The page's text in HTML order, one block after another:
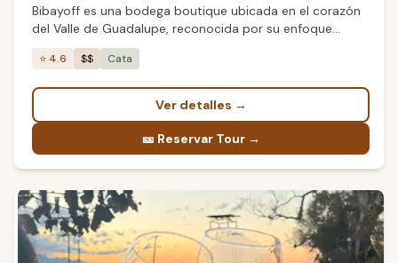
Bibayoff es una bodega boutique ubicada en el corazón
del Valle de Guadalupe, reconocida por su enfoque
artesanal en la elaboración de vinos premium.
Combinando tradición vinícola con técnicas modernas,
excepcional de la región. Sus viñedos se extienden por
laderas privilegiadas donde el clima mediterráneo y los
suelos minerales crean las condiciones perfectas para
vinos de carácter distintivo y elegancia refinada.
⭐ 4.6 $$ Cata
Ver detalles →
🎫 Reservar Tour →